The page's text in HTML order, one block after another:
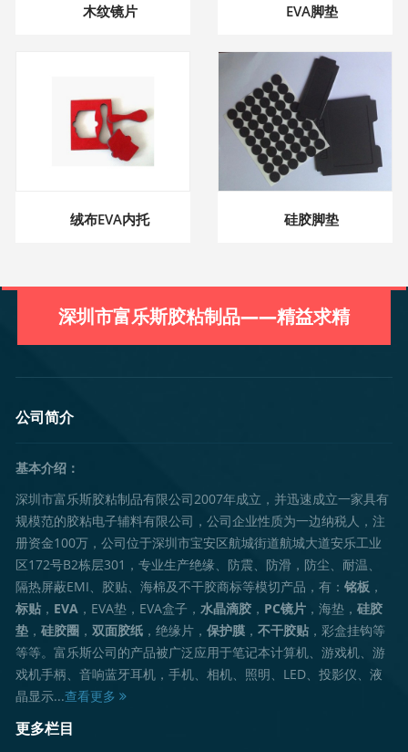
木纹镜片 EVA脚垫
绒布EVA内托 硅胶脚垫
深圳市富乐斯胶粘制品——精益求精
公司简介
基本介绍：
深圳市富乐斯胶粘制品有限公司2007年成立，并迅速成立一家具有
规模范的胶粘电子辅料有限公司，公司企业性质为一边纳税人，注
册资金100万，公司位于深圳市宝安区航城街道航城大道安乐工业
区172号B2栋层301，专业生产绝缘、防震、防滑，防尘、耐温、
隔热屏蔽EMI、胶贴、海棉及不干胶商标等模切产品，有：铭板 ，
标贴 ， EVA ，EVA垫，EVA盒子， 水晶滴胶 ， PC镜片 ，海垫，硅胶
垫 ，硅胶圈 ，双面胶纸 ，绝缘片，保护膜 ，不干胶贴 ，彩盒挂钩等
等等。富乐斯公司的产品被广泛应用于笔记本计算机、游戏机、游
戏机手柄、音响蓝牙耳机，手机、相机、照明、LED、投影仪、液
晶显示...查看更多
更多栏目